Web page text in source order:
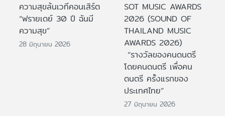
ความสุขล้นเวทีคอนเสิร์ต
“ฟรายเดย์ 30 ปี ฉันมี
ความสุข”
28 มิถุนายน 2026
SOT MUSIC AWARDS
2026 (SOUND OF
THAILAND MUSIC
AWARDS 2026)
“รางวัลของคนดนตรี
โดยคนดนตรี เพื่อคน
ดนตรี ครั้งแรกของ
ประเทศไทย”
27 มิถุนายน 2026